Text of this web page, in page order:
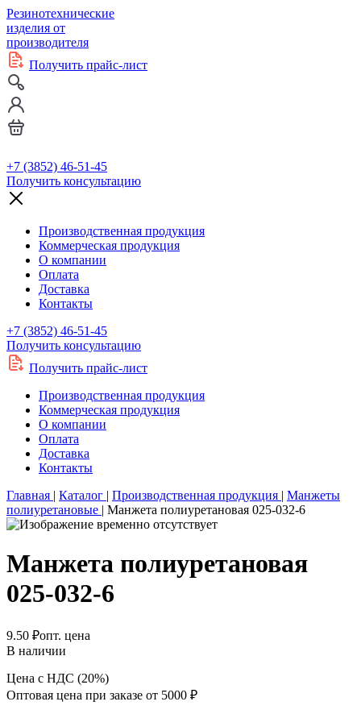
Резинотехнические
изделия от
производителя
Получить прайс-лист
+7 (3852) 46-51-45
Получить консультацию
Производственная продукция
Коммерческая продукция
О компании
Оплата
Доставка
Контакты
+7 (3852) 46-51-45
Получить консультацию
Получить прайс-лист
Производственная продукция
Коммерческая продукция
О компании
Оплата
Доставка
Контакты
Главная | Каталог | Производственная продукция | Манжеты
полиуретановые | Манжета полиуретановая 025-032-6
Манжета полиуретановая
025-032-6
9.50 ₽опт. цена
В наличии
Цена с НДС (20%)
Оптовая цена при заказе от 5000 ₽